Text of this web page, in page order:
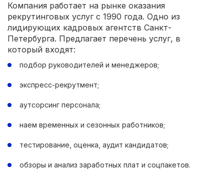
Компания работает на рынке оказания
рекрутинговых услуг с 1990 года. Одно из
лидирующих кадровых агентств Санкт-
Петербурга. Предлагает перечень услуг, в
который входят:
подбор руководителей и менеджеров;
экспресс-рекрутмент;
аутсорсинг персонала;
наем временных и сезонных работников;
тестирование, оценка, аудит кандидатов;
обзоры и анализ заработных плат и соцпакетов.